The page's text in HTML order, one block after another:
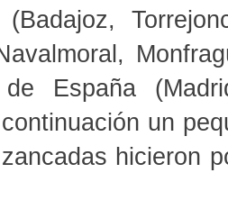
(Badajoz,
España
un
hicieron